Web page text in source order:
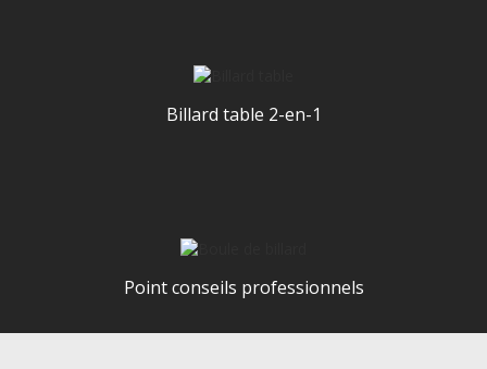
Billard table 2-en-1
Point conseils professionnels